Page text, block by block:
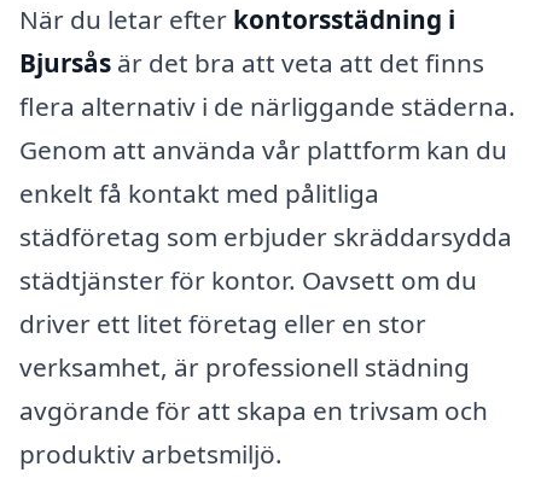
När du letar efter kontorsstädning i
Bjursås är det bra att veta att det finns
flera alternativ i de närliggande städerna.
Genom att använda vår plattform kan du
enkelt få kontakt med pålitliga
städföretag som erbjuder skräddarsydda
städtjänster för kontor. Oavsett om du
driver ett litet företag eller en stor
verksamhet, är professionell städning
avgörande för att skapa en trivsam och
produktiv arbetsmiljö.